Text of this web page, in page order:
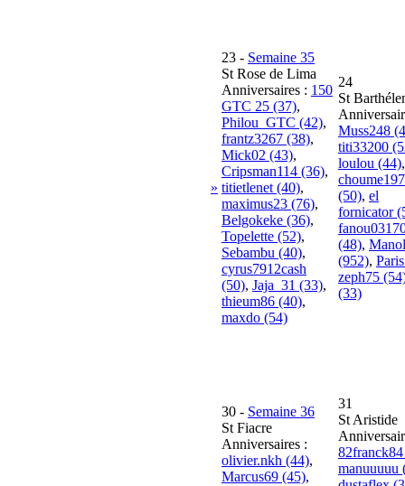
»
23 - Semaine 35
St Rose de Lima
Anniversaires : 150
GTC 25 (37),
Philou_GTC (42),
frantz3267 (38),
Mick02 (43),
Cripsman114 (36),
titietlenet (40),
maximus23 (76),
Belgokeke (36),
Topelette (52),
Sebambu (40),
cyrus7912cash
(50), Jaja_31 (33),
thieum86 (40),
maxdo (54)
24
St
Muss248
titi33200
loulou (44),
(50), el
fornicator
(48),
(952),
zeph75
(33)
30 - Semaine 36
St Fiacre
Anniversaires :
olivier.nkh (44),
Marcus69 (45),
31
St Aristide
manuuuuu